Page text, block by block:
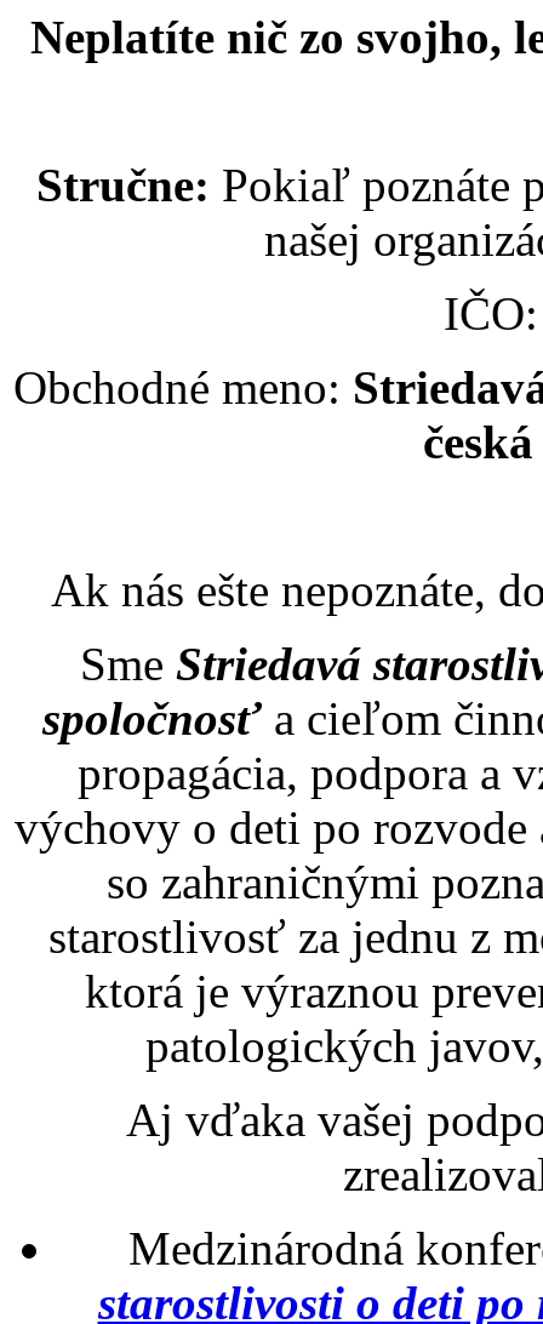
Neplatíte nič zo svojho,
Stručne: Pokiaľ poznáte
našej
Obchodné meno:
Ak nás ešte nepoznáte,
Sme Striedavá
spoločnosťa cieľom
propagácia, podpora a
výchovy o deti po rozvode
so zahraničnými
starostlivosť za jednu z
ktorá je výraznou
patologických
Aj vďaka vašej
Medzinárodná
starostlivosti o deti po